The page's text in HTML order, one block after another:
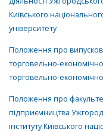
Київського
університету
Положення про
торговельно-
торговельно-
Положення про
підприємництва
інституту Київського